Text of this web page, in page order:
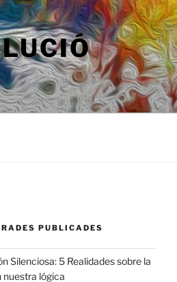
PUBLICADES
Silenciosa: 5 Realidades sobre la
nuestra lógica